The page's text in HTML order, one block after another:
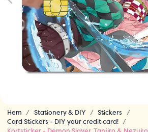
Hem Stationery & DIY
Stickers
Card Stickers - DIY your credit card!